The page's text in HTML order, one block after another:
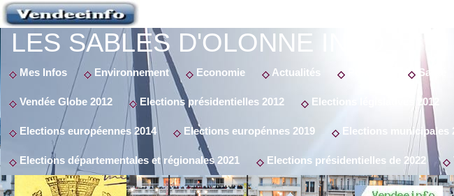
LES SABLES D'OLONNE INFO
Mes Infos Environnement Economie Actualités Santé
Vendée Globe 2012 Elections présidentielles 2012 Elections législatives 2012
Elections européennes 2014 Elections europénnes 2019 Elections municipales
Elections départementales et régionales 2021 Elections présidentielles de 2022